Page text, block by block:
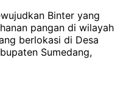
Binter yang
pangan di wilayah
berlokasi di Desa
Sumedang,